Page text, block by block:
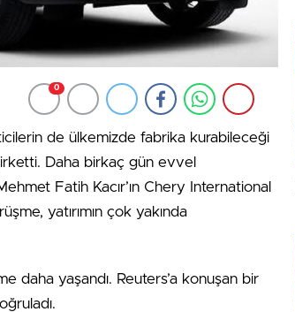
0
de ülkemizde fabrika kurabileceği
Daha birkaç gün evvel
Fatih Kacır’ın Chery International
yatırımın çok yakında
daha yaşandı. Reuters’a konuşan bir